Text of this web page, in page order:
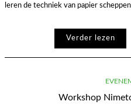
leren de techniek van papier
Verder lezen
Workshop